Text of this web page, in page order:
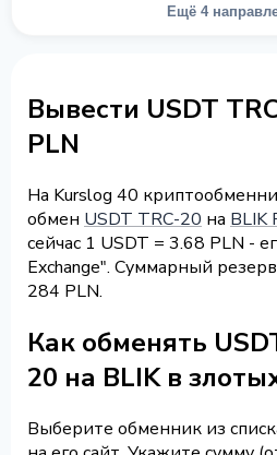
Ещё 4
Вывести USDT
PLN
На Kurslog 40
обмен USDT TRC-20 на BLIK
сейчас 1 USDT = 3.68 PLN -
Exchange". Суммарный
284 PLN.
Как обменять
20 на BLIK в
Выберите обменник из